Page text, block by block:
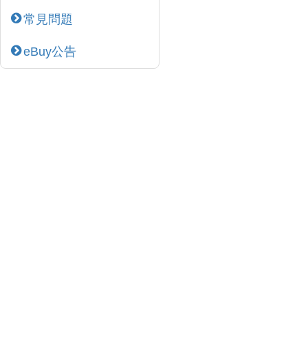
常見問題
eBuy公告